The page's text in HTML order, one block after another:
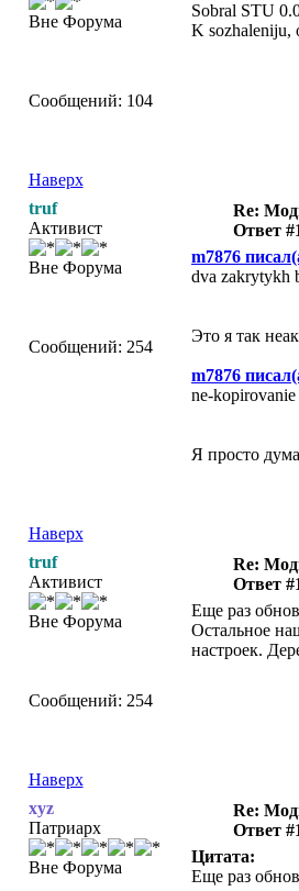
Вне Форума
Сообщений: 104
Sobral STU
K sozhaleniju,
Наверх
truf
Активист
Вне Форума
Сообщений: 254
Re:
Ответ
m7876
dva zakrytykh
Это я так
m7876
ne-kopirovanie
Я просто
Наверх
truf
Активист
Вне Форума
Сообщений: 254
Re:
Ответ
Еще раз
Оcтальное
настроек.
Наверх
xyz
Патриарх
Вне Форума
Re:
Ответ
Цитата:
Еще раз